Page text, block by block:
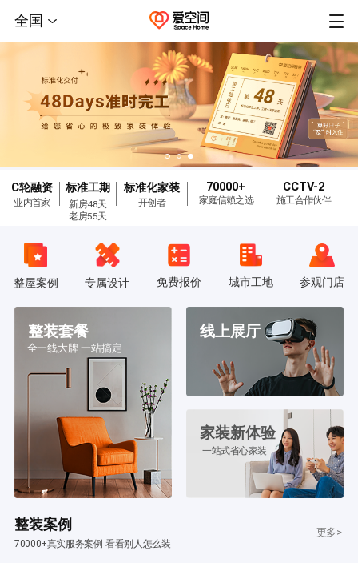
全国
C轮融资
业内首家
标准工期
新房48天
老房55天
标准化家装
开创者
70000+
家庭信赖之选
CCTV-2
施工合作伙伴
整屋案例 专属设计 免费报价 城市工地 参观门店
整装套餐
全一线大牌 一站搞定
线上展厅
家装新体验
一站式省心家装
整装案例
70000+真实服务案例 看看别人怎么装
更多>